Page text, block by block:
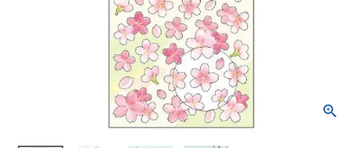
一期一会 その他
さくらしーる～さくらびより～
人気商品から探す